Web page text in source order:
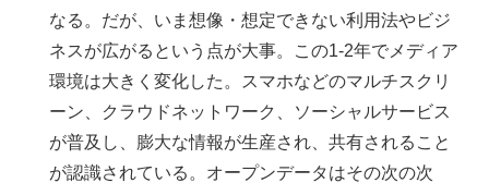
なる。だが、いま想像・想定できない利用法やビジ
ネスが広がるという点が大事。この1-2年でメディア
環境は大きく変化した。スマホなどのマルチスクリ
ーン、クラウドネットワーク、ソーシャルサービス
が普及し、膨大な情報が生産され、共有されること
が認識されている。オープンデータはその次の次